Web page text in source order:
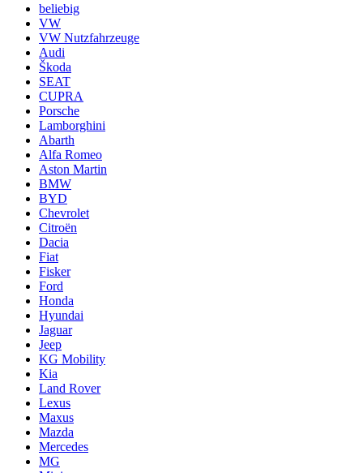
beliebig
VW
VW Nutzfahrzeuge
Audi
Škoda
SEAT
CUPRA
Porsche
Lamborghini
Abarth
Alfa Romeo
Aston Martin
BMW
BYD
Chevrolet
Citroën
Dacia
Fiat
Fisker
Ford
Honda
Hyundai
Jaguar
Jeep
KG Mobility
Kia
Land Rover
Lexus
Maxus
Mazda
Mercedes
MG